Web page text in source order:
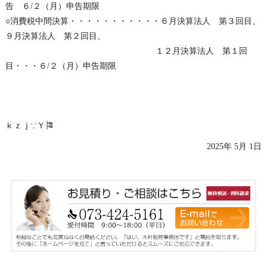
告 ６/２（月）申告期限
○消費税中間決算・・・・・・・・・・・６月決算法人 第３回目、
９月決算法人 第２回目、
１２月決算法人 第１回
目・・・６/２（月）申告期限
ｋｚｊ∵Ｙ🎏
2025年 5月 1日